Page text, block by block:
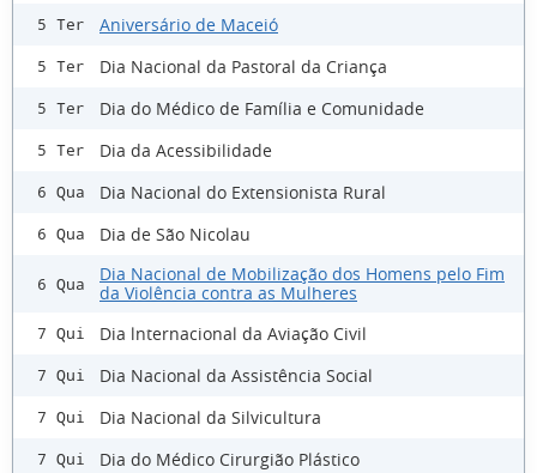
5 Ter Aniversário de Maceió
5 Ter Dia Nacional da Pastoral da Criança
5 Ter Dia do Médico de Família e Comunidade
5 Ter Dia da Acessibilidade
6 Qua Dia Nacional do Extensionista Rural
6 Qua Dia de São Nicolau
6 Qua
Dia Nacional de Mobilização dos Homens pelo Fim
da Violência contra as Mulheres
7 Qui Dia lnternacional da Aviação Civil
7 Qui Dia Nacional da Assistência Social
7 Qui Dia Nacional da Silvicultura
7 Qui Dia do Médico Cirurgião Plástico